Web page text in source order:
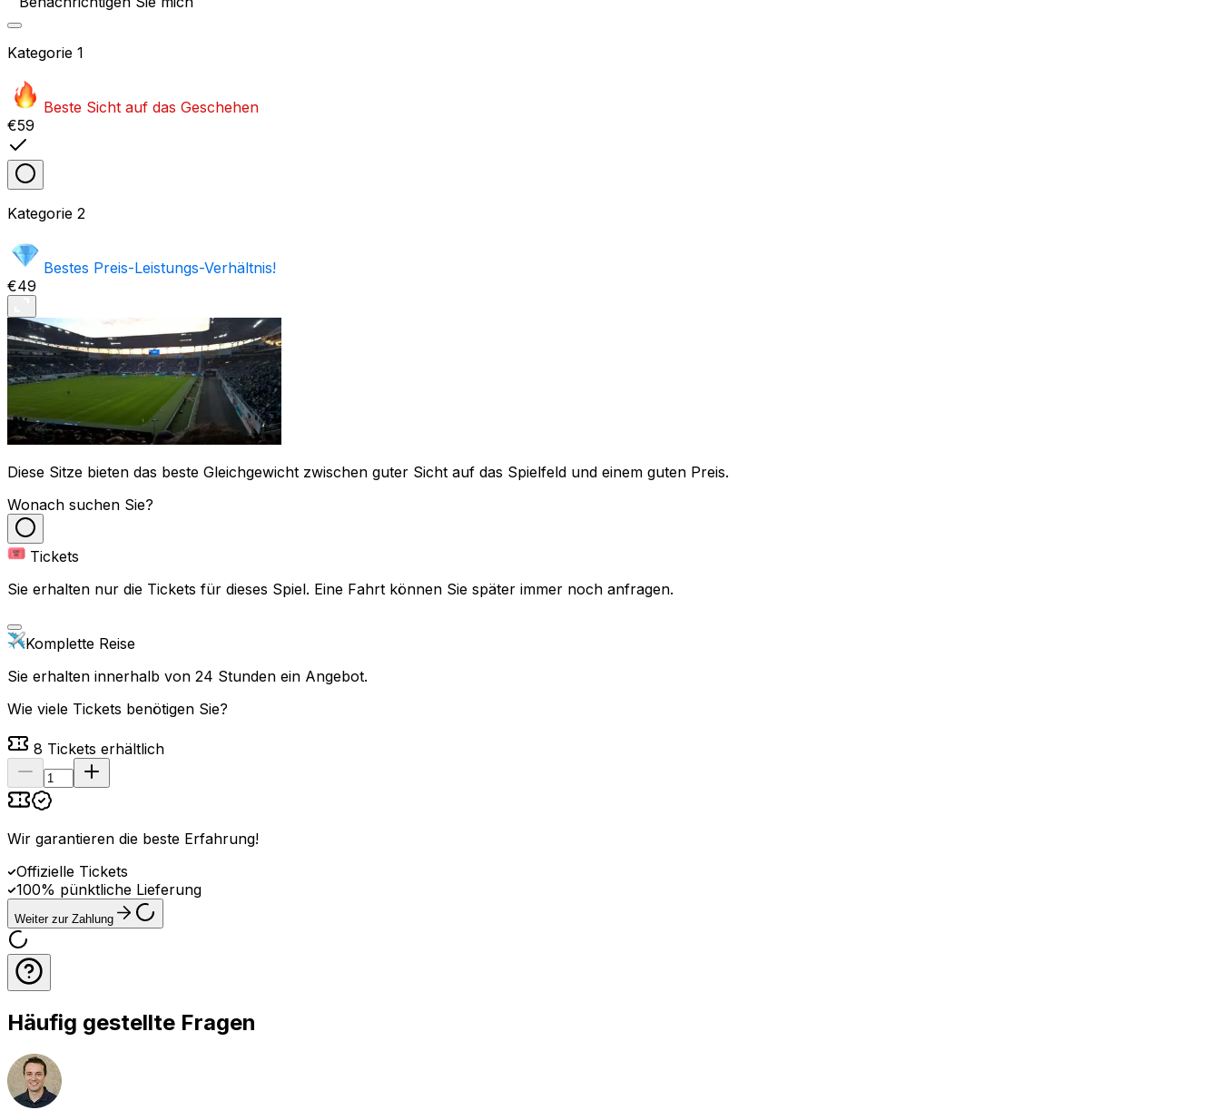
Kategorie 1
Beste Sicht auf das Geschehen
€59
Kategorie 2
Bestes Preis-Leistungs-Verhältnis!
€49
Diese Sitze bieten das beste Gleichgewicht zwischen guter Sicht auf das Spielfeld und einem guten Preis.
Wonach suchen Sie?
Tickets
Sie erhalten nur die Tickets für dieses Spiel. Eine Fahrt können Sie später immer noch anfragen.
Komplette Reise
Sie erhalten innerhalb von 24 Stunden ein Angebot.
Wie viele Tickets benötigen Sie?
8 Tickets erhältlich
Wir garantieren die beste Erfahrung!
Offizielle Tickets
100% pünktliche Lieferung
Weiter zur Zahlung
Häufig gestellte Fragen